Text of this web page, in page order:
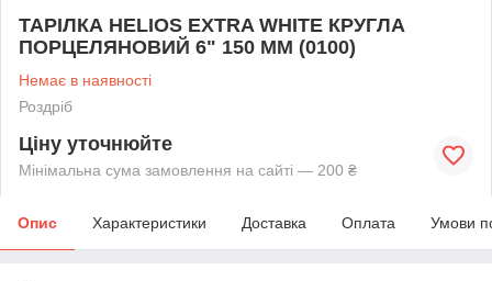
ТАРІЛКА HELIOS EXTRA WHITE КРУГЛА
ПОРЦЕЛЯНОВИЙ 6" 150 ММ (0100)
Немає в наявності
Роздріб
Ціну уточнюйте
Мінімальна сума замовлення на сайті — 200 ₴
Опис Характеристики Доставка Оплата Умови